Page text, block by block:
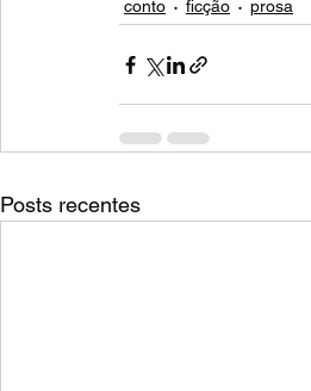
conto ficção prosa
Posts recentes